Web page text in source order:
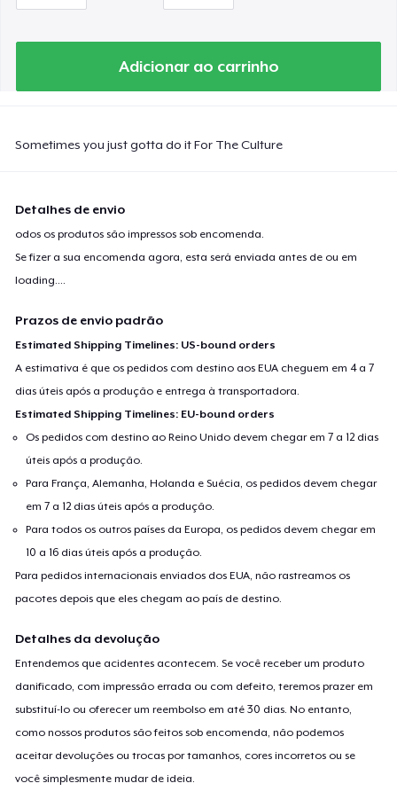
Adicionar ao carrinho
Sometimes you just gotta do it For The Culture
Detalhes de envio
odos os produtos são impressos sob encomenda.
Se fizer a sua encomenda agora, esta será enviada antes de ou em
loading....
Prazos de envio padrão
Estimated Shipping Timelines: US-bound orders
A estimativa é que os pedidos com destino aos EUA cheguem em 4 a 7
dias úteis após a produção e entrega à transportadora.
Estimated Shipping Timelines: EU-bound orders
Os pedidos com destino ao Reino Unido devem chegar em 7 a 12 dias
úteis após a produção.
Para França, Alemanha, Holanda e Suécia, os pedidos devem chegar
em 7 a 12 dias úteis após a produção.
Para todos os outros países da Europa, os pedidos devem chegar em
10 a 16 dias úteis após a produção.
Para pedidos internacionais enviados dos EUA, não rastreamos os
pacotes depois que eles chegam ao país de destino.
Detalhes da devolução
Entendemos que acidentes acontecem. Se você receber um produto
danificado, com impressão errada ou com defeito, teremos prazer em
substituí-lo ou oferecer um reembolso em até 30 dias. No entanto,
como nossos produtos são feitos sob encomenda, não podemos
aceitar devoluções ou trocas por tamanhos, cores incorretos ou se
você simplesmente mudar de ideia.